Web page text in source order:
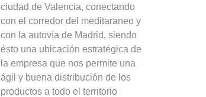
ciudad de Valencia, conectando
con el corredor del meditaraneo y
con la autovía de Madrid, siendo
ésto una ubicación estratégica de
la empresa que nos permite una
ágil y buena distribución de los
productos a todo el territorio